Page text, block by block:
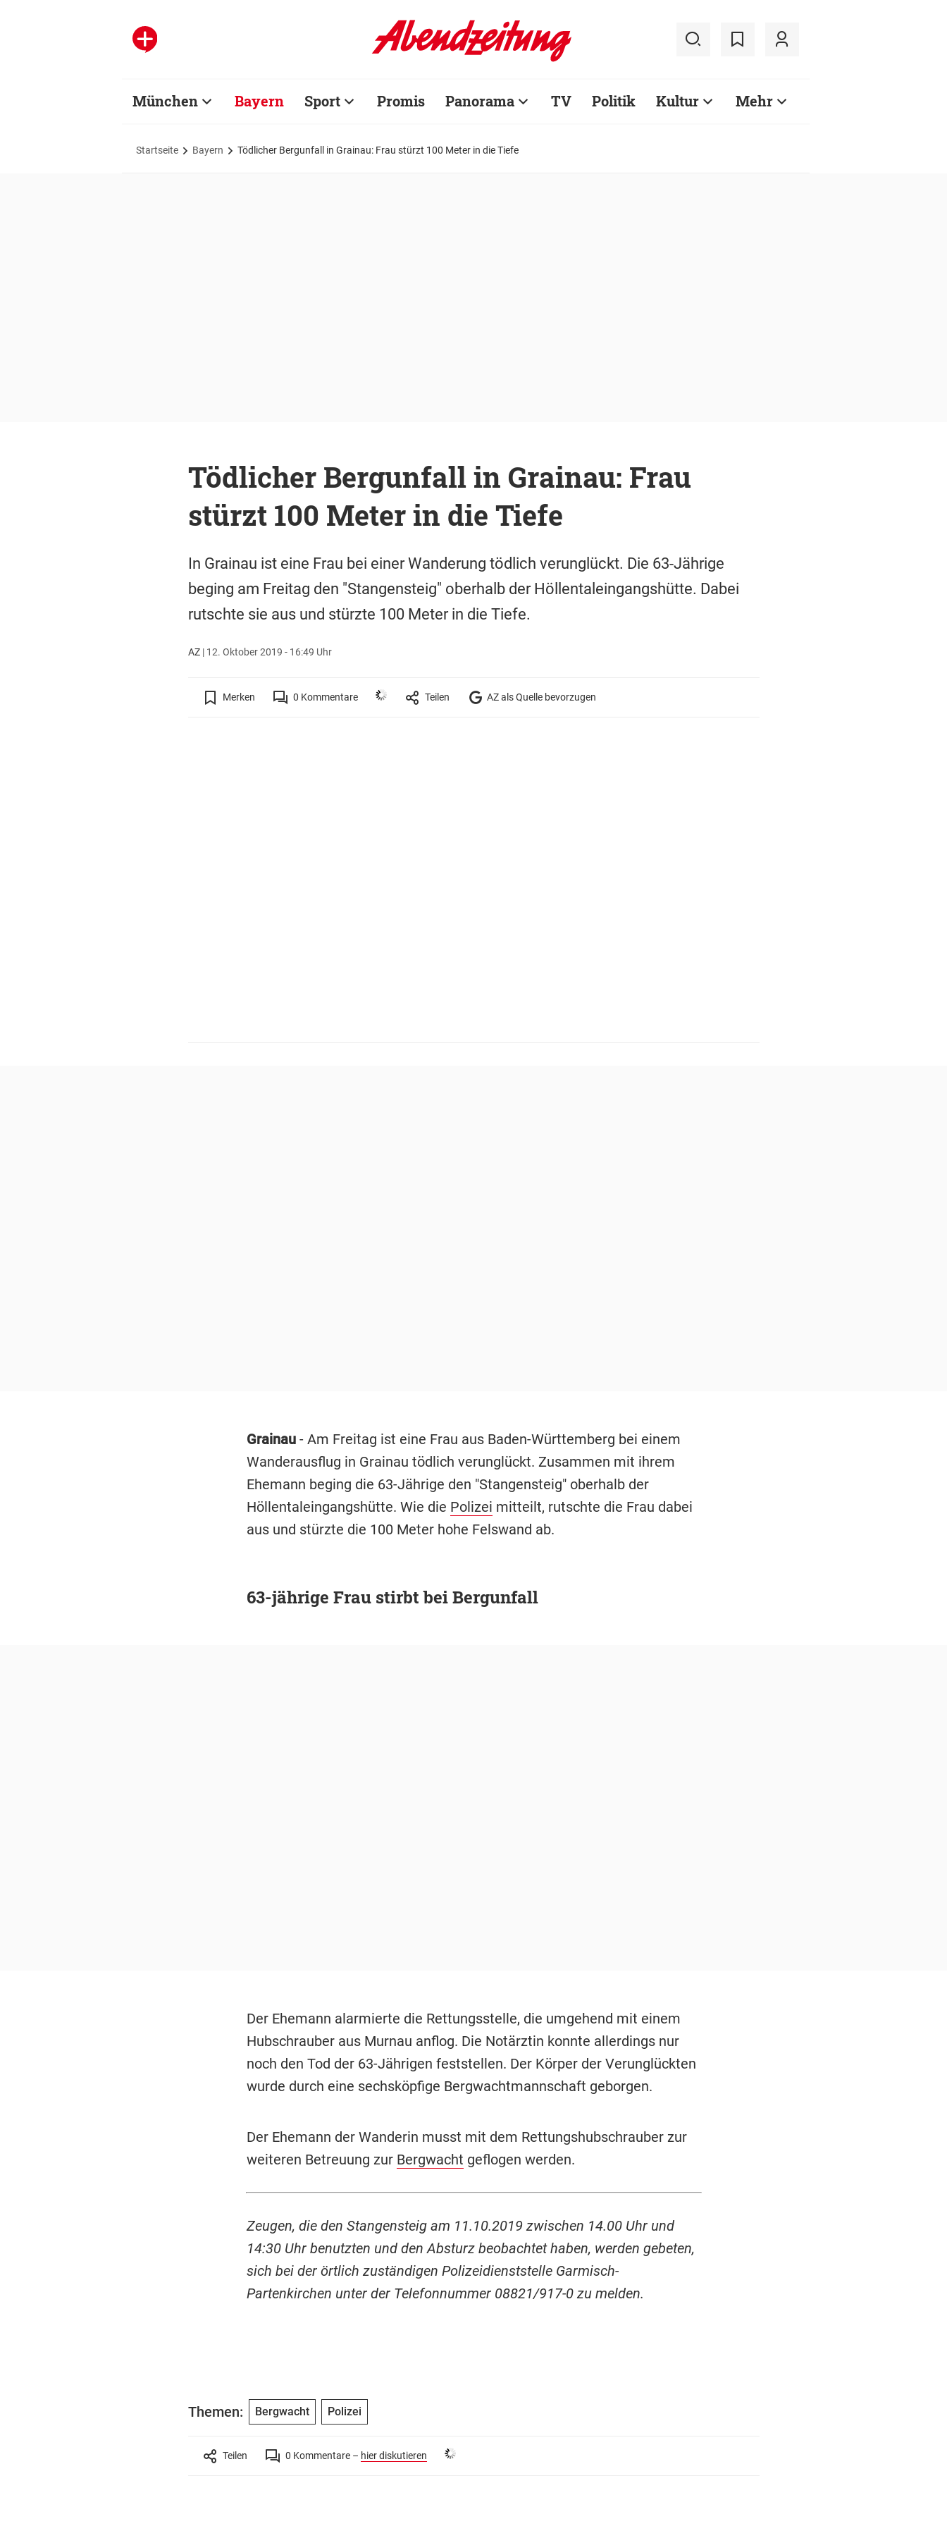
München Bayern Sport Promis Panorama TV Politik Kultur Mehr
Startseite Bayern Tödlicher Bergunfall in Grainau: Frau stürzt 100 Meter in die Tiefe
Tödlicher Bergunfall in Grainau: Frau
stürzt 100 Meter in die Tiefe
In Grainau ist eine Frau bei einer Wanderung tödlich verunglückt. Die 63-Jährige
beging am Freitag den "Stangensteig" oberhalb der Höllentaleingangshütte. Dabei
rutschte sie aus und stürzte 100 Meter in die Tiefe.
AZ| 12. Oktober 2019 - 16:49 Uhr
Merken 0 Kommentare Teilen AZ als Quelle bevorzugen
Grainau - Am Freitag ist eine Frau aus Baden-Württemberg bei einem
Wanderausflug in Grainau tödlich verunglückt. Zusammen mit ihrem
Ehemann beging die 63-Jährige den "Stangensteig" oberhalb der
Höllentaleingangshütte. Wie die Polizei mitteilt, rutschte die Frau dabei
aus und stürzte die 100 Meter hohe Felswand ab.
63-jährige Frau stirbt bei Bergunfall
Der Ehemann alarmierte die Rettungsstelle, die umgehend mit einem
Hubschrauber aus Murnau anflog. Die Notärztin konnte allerdings nur
noch den Tod der 63-Jährigen feststellen. Der Körper der Verunglückten
wurde durch eine sechsköpfige Bergwachtmannschaft geborgen.
Der Ehemann der Wanderin musst mit dem Rettungshubschrauber zur
weiteren Betreuung zur Bergwacht geflogen werden.
Zeugen, die den Stangensteig am 11.10.2019 zwischen 14.00 Uhr und
14:30 Uhr benutzten und den Absturz beobachtet haben, werden gebeten,
sich bei der örtlich zuständigen Polizeidienststelle Garmisch-
Partenkirchen unter der Telefonnummer 08821/917-0 zu melden.
Themen: Bergwacht Polizei
Teilen 0 Kommentare – hier diskutieren